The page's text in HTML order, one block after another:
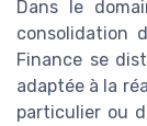
Dans le
consolidation
Finance se
adaptée à la
particulier ou